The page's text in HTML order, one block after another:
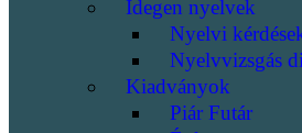
Idegen nyelvek
Nyelvi
Nyelvvizsgás
Kiadványok
Piár Futár